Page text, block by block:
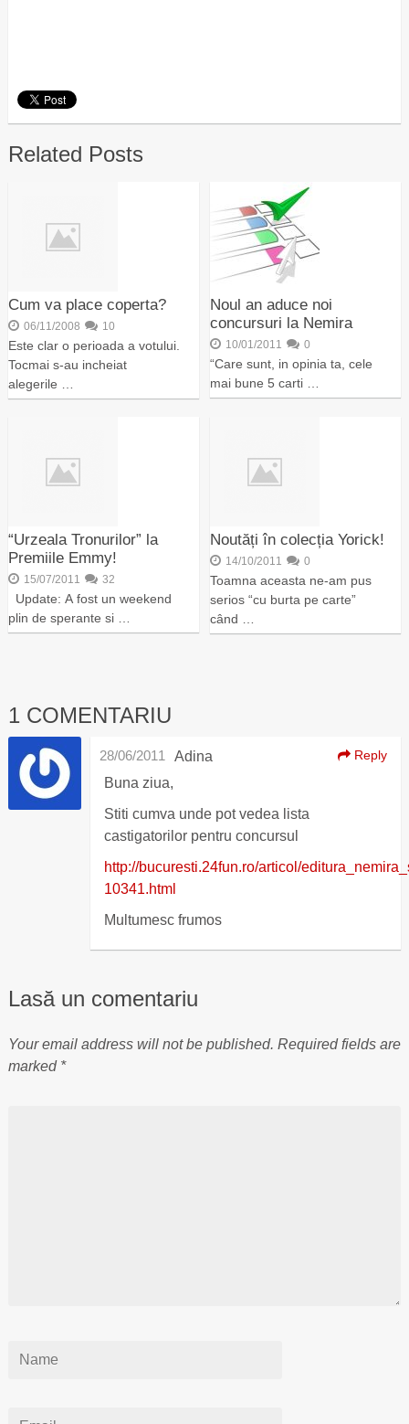
Related Posts
Cum va place coperta?
06/11/2008 10
Este clar o perioada a votului.
Tocmai s-au incheiat
alegerile …
Noul an aduce noi
concursuri la Nemira
10/01/2011 0
“Care sunt, in opinia ta, cele
mai bune 5 carti …
“Urzeala Tronurilor” la
Premiile Emmy!
15/07/2011 32
Update: A fost un weekend
plin de sperante si …
Noutăți în colecția Yorick!
14/10/2011 0
Toamna aceasta ne-am pus
serios “cu burta pe carte”
când …
1 COMENTARIU
Adina
28/06/2011 Reply
Buna ziua,
Stiti cumva unde pot vedea lista
castigatorilor pentru concursul
http://bucuresti.24fun.ro/articol/
10341.html
Multumesc frumos
Lasă un comentariu
Your email address will not be published. Required fields are
marked *